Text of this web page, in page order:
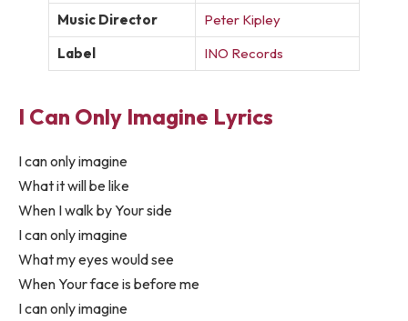
Music Director
Peter Kipley
Label
INO Records
I Can Only Imagine Lyrics
I can only imagine
What it will be like
When I walk by Your side
I can only imagine
What my eyes would see
When Your face is before me
I can only imagine